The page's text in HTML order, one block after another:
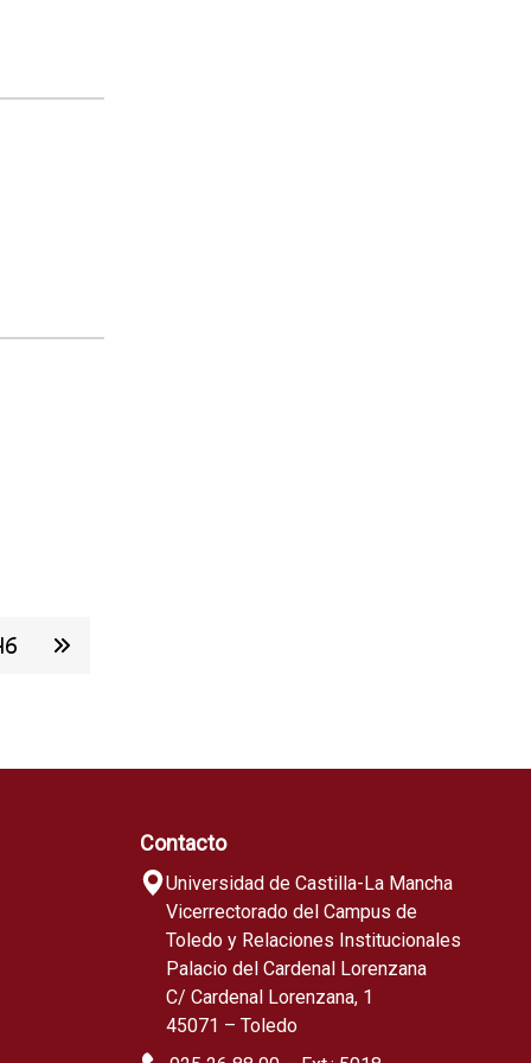
Contacto
Universidad de Castilla-La Mancha
Vicerrectorado del Campus de
Toledo y Relaciones Institucionales
Palacio del Cardenal Lorenzana
C/ Cardenal Lorenzana, 1
45071 – Toledo